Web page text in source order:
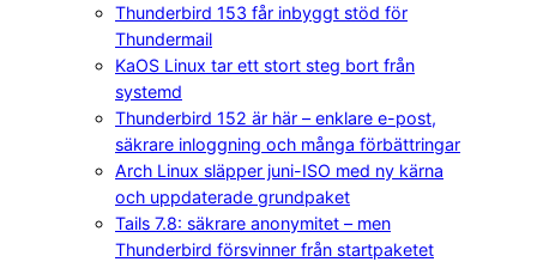
Thunderbird 153 får inbyggt stöd för
Thundermail
KaOS Linux tar ett stort steg bort från
systemd
Thunderbird 152 är här – enklare e-post,
säkrare inloggning och många förbättringar
Arch Linux släpper juni-ISO med ny kärna
och uppdaterade grundpaket
Tails 7.8: säkrare anonymitet – men
Thunderbird försvinner från startpaketet